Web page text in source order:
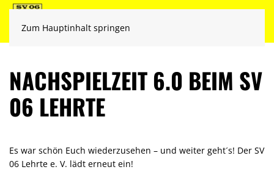
Zum Hauptinhalt springen
NACHSPIELZEIT 6.0 BEIM SV
06 LEHRTE
Es war schön Euch wiederzusehen – und weiter geht´s! Der SV
06 Lehrte e. V. lädt erneut ein!